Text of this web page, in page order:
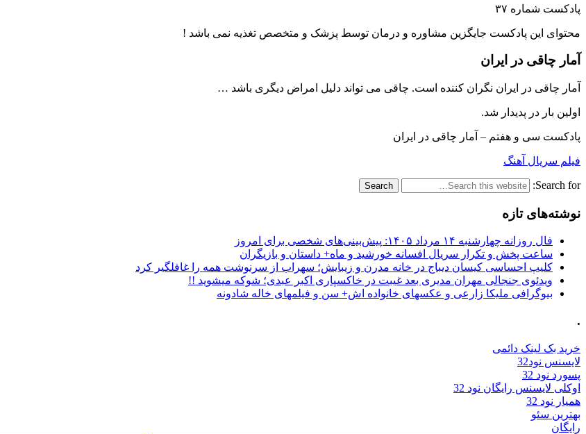
پادکست شماره ۳۷
محتوای این پادکست جایگزین مشاوره و درمان توسط پزشک و متخصص تغذیه نمی باشد !
آمار چاقی در ایران
آمار چاقی در ایران نگران کننده است. چاقی می تواند دلیل امراض دیگری باشد …
اولین بار در پدیدار شد.
پادکست سی و هفتم – آمار چاقی در ایران
فیلم سریال آهنگ
Search for:
نوشته‌های تازه
فال روزانه چهارشنبه ۱۴ مرداد ۱۴۰۵: پیش‌بینی‌های شخصی برای امروز
ساعت پخش و تکرار سریال افسانه خورشید و ماه+ داستان و بازیگران
کلیپ احساسی کیسان دیباج در خانه مدرن و زیبایش؛ سهراب از سرنوشت همه را غافلگیر کرد
ویدئوی جنجالی مهران مدیری بعد غیبت در خاکسپاری اکبر عبدی؛ شوکه میشوید !!
بیوگرافی ملیکا زارعی و عکسهای خانواده اش+ سن و فیلمهای خاله شادونه
.
خرید بک لینک دائمی
لایسنس نود32
پسورد نود 32
اوکلی لایسنس رایگان نود 32
همیار نود 32
بهترین سئو
رایگان